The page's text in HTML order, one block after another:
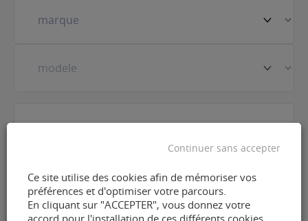
véhicule(Nécessaire)
mail(Nécessaire)
Ce site utilise des cookies afin de mémoriser vos
préférences et d'optimiser votre parcours.
En cliquant sur "ACCEPTER", vous donnez votre
accord pour l'installation de ces différents cookies.
Continuer sans accepter